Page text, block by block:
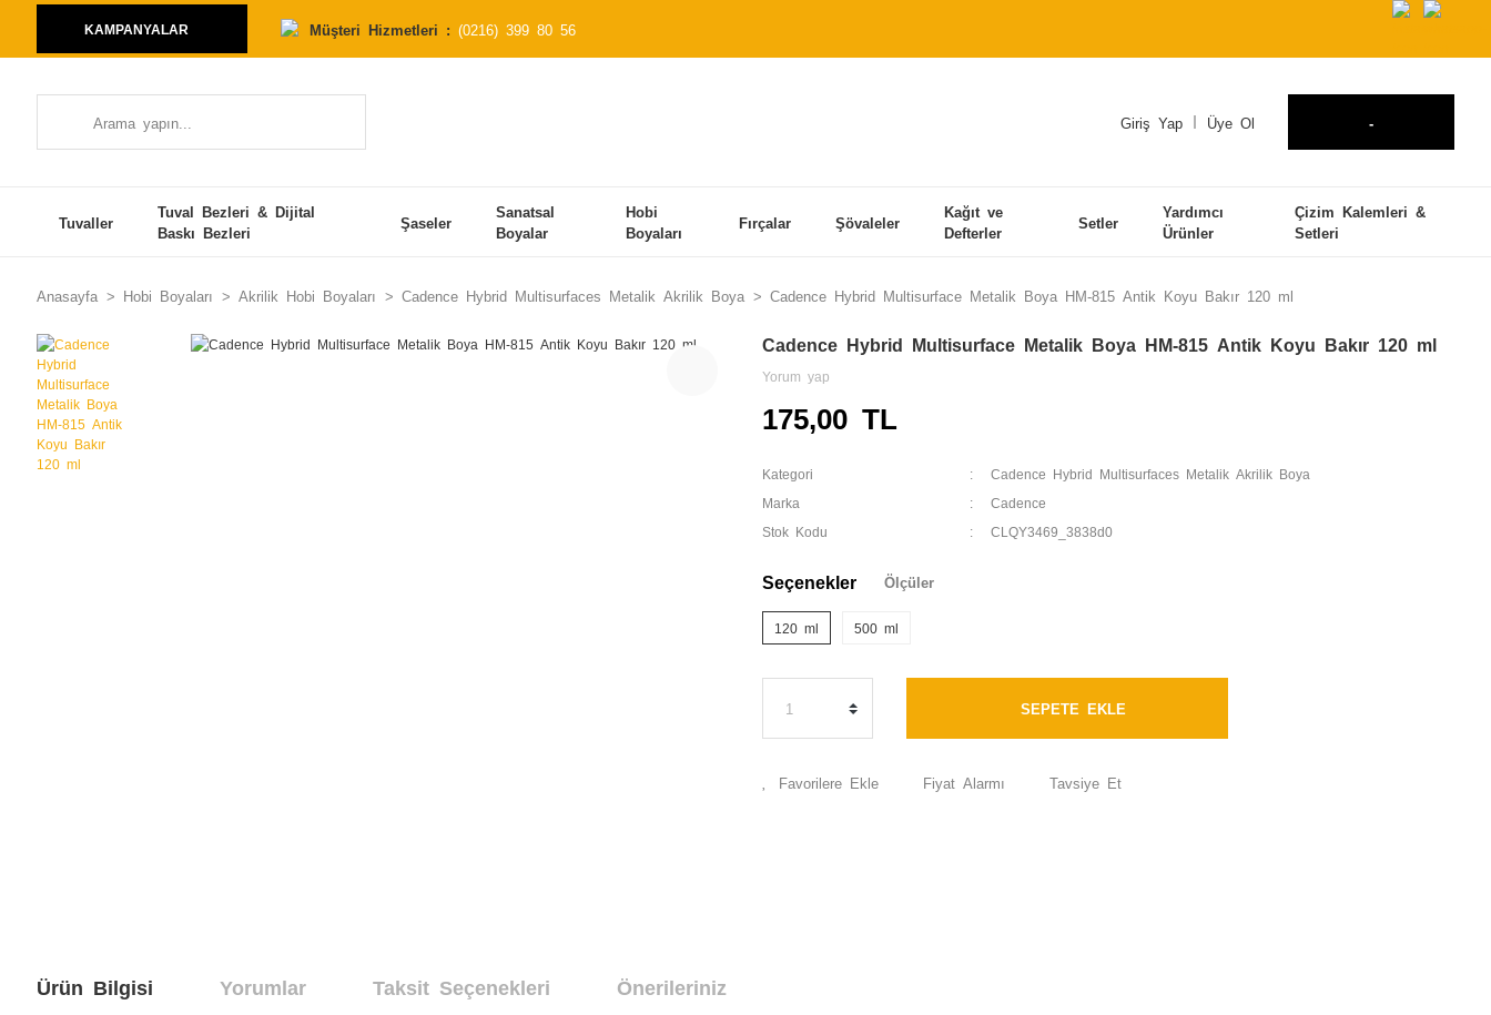
KAMPANYALAR Müşteri Hizmetleri : (0216) 399 80 56
Giriş Yap Üye Ol -
Tuvaller
Tuval Bezleri & Dijital
Baskı Bezleri
Şaseler
Sanatsal
Boyalar
Hobi
Boyaları
Fırçalar Şövaleler
Kağıt ve
Defterler
Setler
Yardımcı
Ürünler
Çizim Kalemleri &
Setleri
Anasayfa Hobi Boyaları Akrilik Hobi Boyaları Cadence Hybrid Multisurfaces Metalik Akrilik Boya Cadence Hybrid Multisurface Metalik Boya HM-815 Antik Koyu Bakır 120 ml
Cadence Hybrid Multisurface Metalik Boya HM-815 Antik Koyu Bakır 120 ml
Yorum yap
175,00 TL
Kategori Cadence Hybrid Multisurfaces Metalik Akrilik Boya
Marka Cadence
Stok Kodu CLQY3469_3838d0
Seçenekler Ölçüler
120 ml 500 ml
SEPETE EKLE
Fiyat Alarmı Tavsiye Et
Ürün Bilgisi Yorumlar Taksit Seçenekleri Önerileriniz